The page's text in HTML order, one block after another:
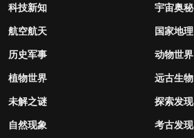
科技新知
宇宙奥秘
航空航天
国家地理
历史军事
动物世界
植物世界
远古生物
未解之谜
探索发现
自然现象
考古发现